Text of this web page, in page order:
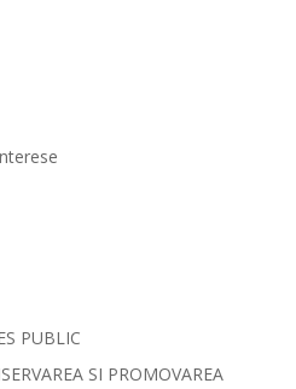
PUBLIC
SI PROMOVAREA